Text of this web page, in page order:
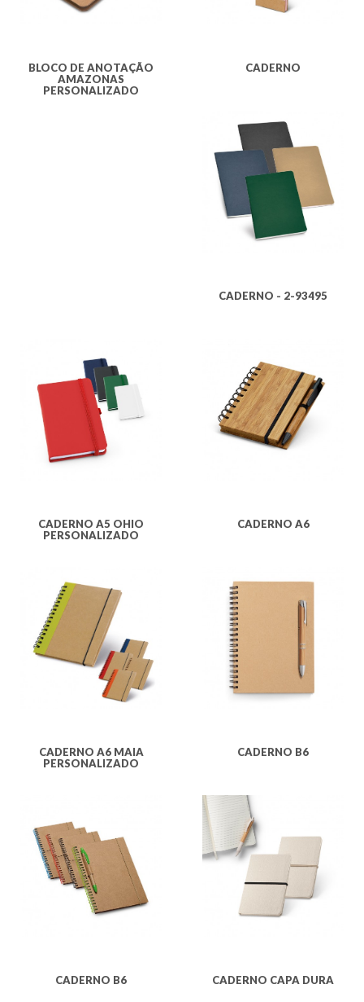
BLOCO DE ANOTAÇÃO
AMAZONAS
PERSONALIZADO
CADERNO
CADERNO - 2-93495
CADERNO A5 OHIO
PERSONALIZADO
CADERNO A6
CADERNO A6 MAIA
PERSONALIZADO
CADERNO B6
CADERNO B6 CADERNO CAPA DURA